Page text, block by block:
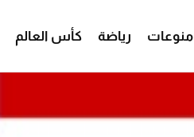
منوعات رياضة كأس العالم